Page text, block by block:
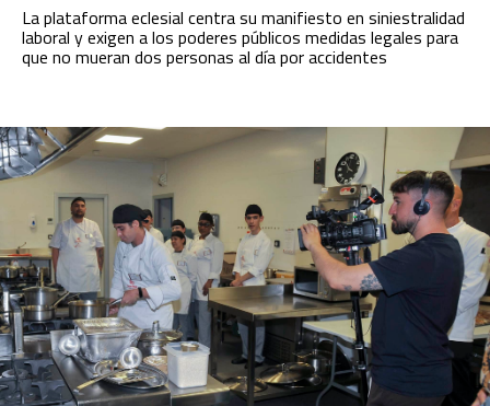
La plataforma eclesial centra su manifiesto en siniestralidad
laboral y exigen a los poderes públicos medidas legales para
que no mueran dos personas al día por accidentes